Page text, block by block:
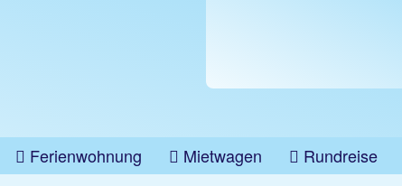
Ferienwohnung Mietwagen Rundreise